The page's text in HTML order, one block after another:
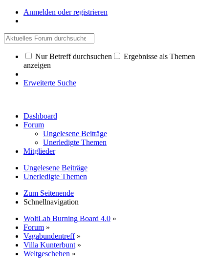
Anmelden oder registrieren
Nur Betreff durchsuchen
Ergebnisse als Themen
anzeigen
Erweiterte Suche
Dashboard
Forum
Ungelesene Beiträge
Unerledigte Themen
Mitglieder
Ungelesene Beiträge
Unerledigte Themen
Zum Seitenende
Schnellnavigation
WoltLab Burning Board 4.0 »
Forum »
Vagabundentreff »
Villa Kunterbunt »
Weltgeschehen »